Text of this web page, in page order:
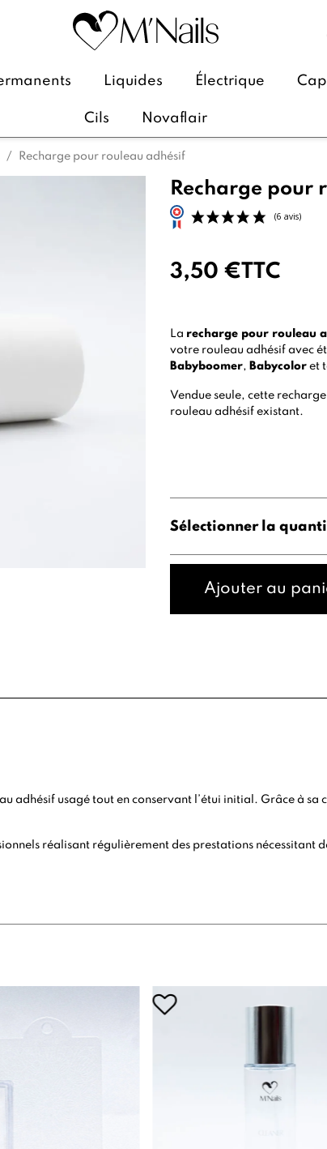
Liquides Électrique
Cils Novaflair
Recharge pour rouleau adhésif
Recharge pour
3,50 €TTC
La recharge pour rouleau
votre rouleau adhésif avec
Babyboomer, Babycolor et
Vendue seule, cette
rouleau adhésif existant.
Sélectionner la
Ajouter au
adhésif usagé tout en conservant l’étui initial. Grâce à
réalisant régulièrement des prestations nécessitant